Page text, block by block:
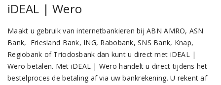
iDEAL | Wero
Maakt u gebruik van internetbankieren bij ABN AMRO, ASN
Bank, Friesland Bank, ING, Rabobank, SNS Bank, Knap,
Regiobank of Triodosbank dan kunt u direct met iDEAL |
Wero betalen. Met iDEAL | Wero handelt u direct tijdens het
bestelproces de betaling af via uw bankrekening. U rekent af